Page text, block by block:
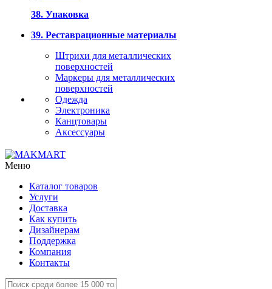
38. Упаковка
39. Реставрационные материалы
Штрихи для металлических
поверхностей
Маркеры для металлических
поверхностей
Одежда
Электроника
Канцтовары
Аксессуары
Меню
Каталог товаров
Услуги
Доставка
Как купить
Дизайнерам
Поддержка
Компания
Контакты